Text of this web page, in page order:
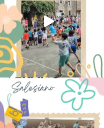
viviendo la alegría en el campamento
...